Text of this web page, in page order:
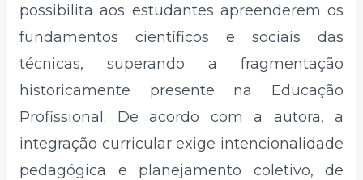
possibilita aos estudantes apreenderem os
fundamentos científicos e sociais das
técnicas, superando a fragmentação
historicamente presente na Educação
Profissional. De acordo com a autora, a
integração curricular exige intencionalidade
pedagógica e planejamento coletivo, de